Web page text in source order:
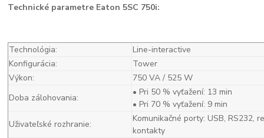
Technické parametre Eaton 5SC 750i:
Technológia:
Line-interactive
Konfigurácia:
Tower
Výkon:
750 VA / 525 W
Doba zálohovania:
• Pri 50 % vyťažení: 13 min
• Pri 70 % vyťažení: 9 min
Uživateľské rozhranie:
Komunikačné porty: USB, RS232,
kontakty